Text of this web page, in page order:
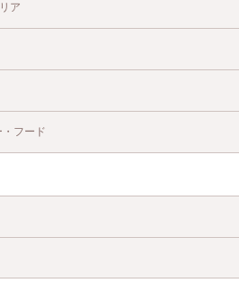
ア
フード